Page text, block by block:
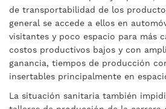
de transportabilidad de los
general se accede a ellos en
visitantes y poco espacio para más
costos productivos bajos y con
ganancia, tiempos de producción
insertables principalmente en
La situación sanitaria también